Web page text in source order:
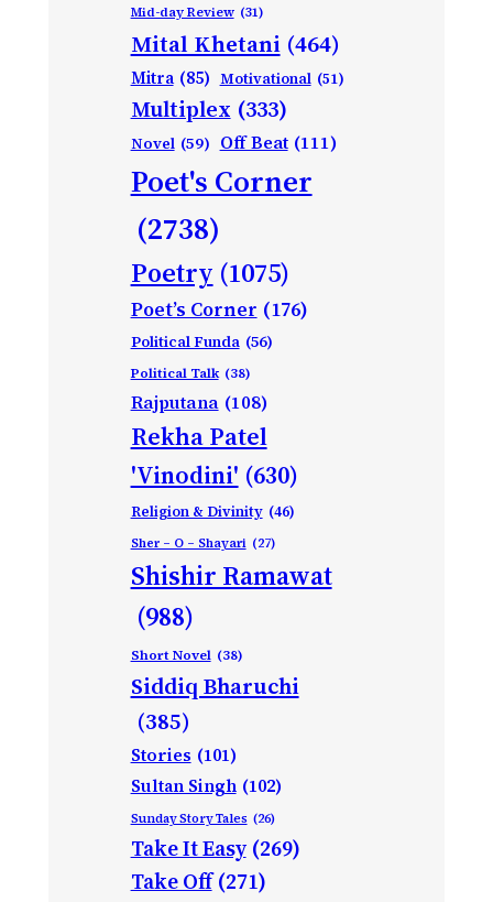
Mid-day Review (31)
Mital Khetani (464)
Mitra (85) Motivational (51)
Multiplex (333)
Novel (59) Off Beat (111)
Poet's Corner
(2738)
Poetry (1075)
Poet’s Corner (176)
Political Funda (56)
Political Talk (38)
Rajputana (108)
Rekha Patel
'Vinodini' (630)
Religion & Divinity (46)
Sher – O – Shayari (27)
Shishir Ramawat
(988)
Short Novel (38)
Siddiq Bharuchi
(385)
Stories (101)
Sultan Singh (102)
Sunday Story Tales (26)
Take It Easy (269)
Take Off (271)